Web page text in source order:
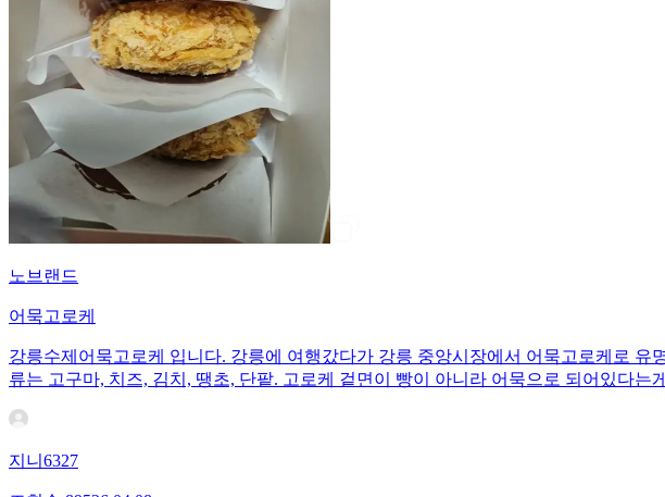
노브랜드
어묵고로케
강릉수제어묵고로케 입니다. 강릉에 여행갔다가 강릉 중앙시장에서 어묵고로케로
류는 고구마, 치즈, 김치, 땡초, 단팥. 고로케 겉면이 빵이 아니라 어묵으로 되어있다
지니6327